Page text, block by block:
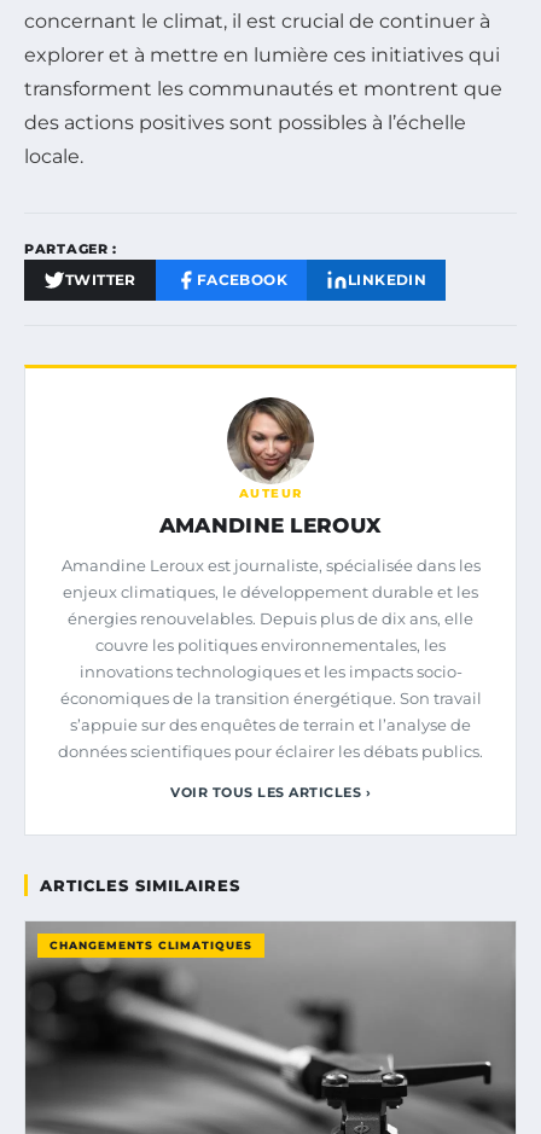
concernant le climat, il est crucial de continuer à
explorer et à mettre en lumière ces initiatives qui
transforment les communautés et montrent que
des actions positives sont possibles à l’échelle
locale.
PARTAGER :
TWITTER FACEBOOK LINKEDIN
AUTEUR
AMANDINE LEROUX
Amandine Leroux est journaliste, spécialisée dans les
enjeux climatiques, le développement durable et les
énergies renouvelables. Depuis plus de dix ans, elle
couvre les politiques environnementales, les
innovations technologiques et les impacts socio-
économiques de la transition énergétique. Son travail
s’appuie sur des enquêtes de terrain et l’analyse de
données scientifiques pour éclairer les débats publics.
VOIR TOUS LES ARTICLES ›
ARTICLES SIMILAIRES
CHANGEMENTS CLIMATIQUES